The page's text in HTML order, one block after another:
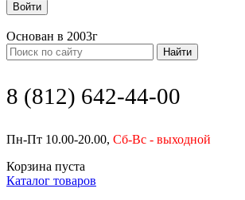
Войти
Основан в 2003г
Найти
8 (812) 642-44-00
Пн-Пт 10.00-20.00, Сб-Вс - выходной
Корзина пуста
Каталог товаров